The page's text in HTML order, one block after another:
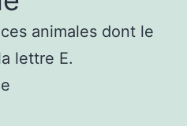
animales dont le
lettre E.